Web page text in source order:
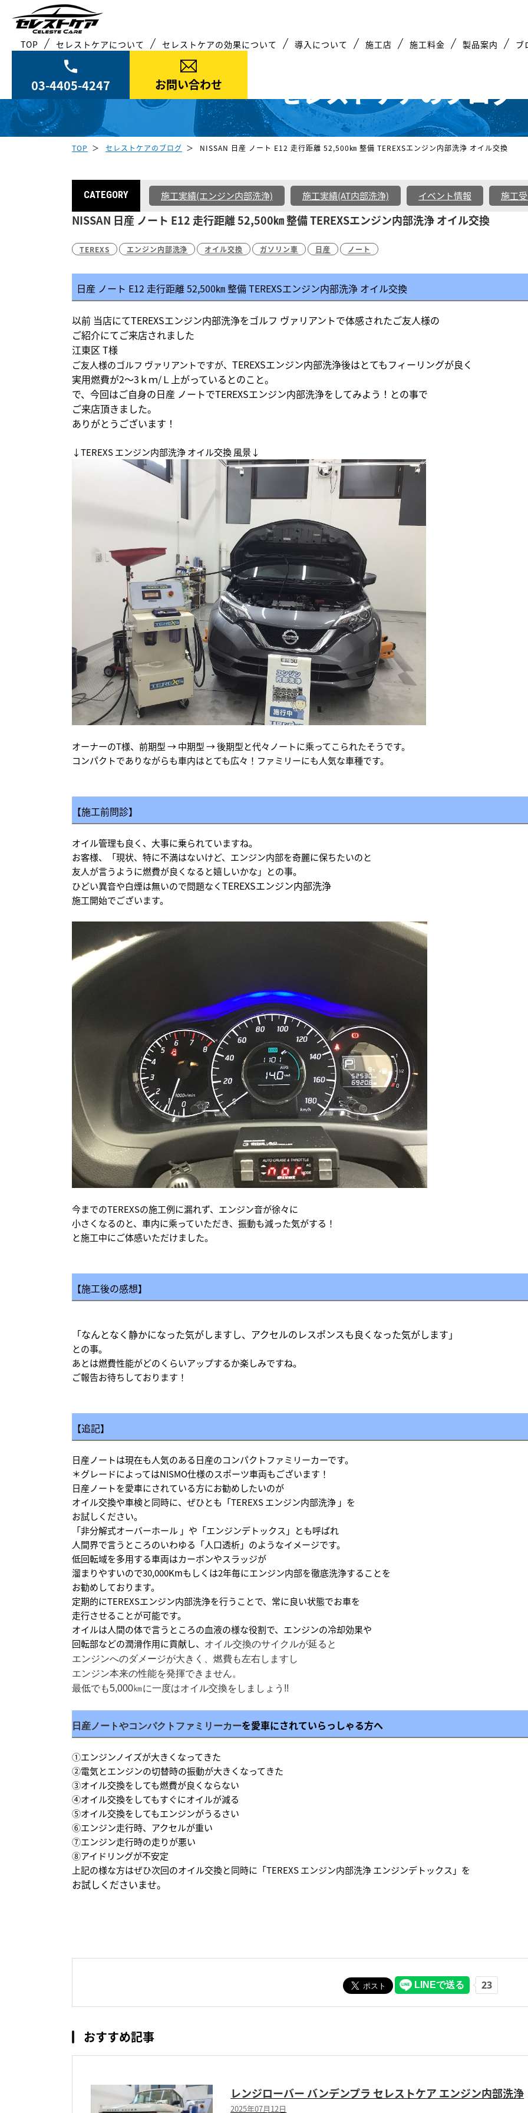
TOP セレストケアについて セレストケアの効果について 導入について 施工店 施工料金 製品案内 ブ
03-4405-4247 お問い合わせ セレストケアのブログ
TOP セレストケアのブログ NISSAN 日産 ノート E12 走行距離 52,500㎞ 整備 TEREXSエンジン内部洗浄 オイル交換
CATEGORY 施工実績(エンジン内部洗浄) 施工実績(AT内部洗浄) イベント情報 施工
NISSAN 日産 ノート E12 走行距離 52,500㎞ 整備 TEREXSエンジン内部洗浄 オイル交換
TEREXS エンジン内部洗浄 オイル交換 ガソリン車 日産 ノート
日産 ノート E12 走行距離 52,500㎞ 整備 TEREXSエンジン内部洗浄 オイル交換
以前 当店にてTEREXSエンジン内部洗浄をゴルフ ヴァリアントで体感されたご友人様の
ご紹介にてご来店されました
江東区 T様
ご友人様のゴルフ ヴァリアントですが、 TEREXSエンジン内部洗浄後はとてもフィーリングが良く
実用燃費が2～3ｋｍ/Ｌ上がっているとのこと。
で、今回はご自身の日産 ノートでTEREXSエンジン内部洗浄をしてみよう！との事で
ご来店頂きました。
ありがとうございます！
↓TEREXS エンジン内部洗浄 オイル交換 風景↓
オーナーのT様、前期型 → 中期型 → 後期型と代々ノートに乘ってこられたそうです。
コンパクトでありながらも車内はとても広々！ファミリーにも人気な車種です。
【施工前問診】
オイル管理も良く、大事に乗られていますね。
お客様、「現状、特に不満はないけど、エンジン内部を奇麗に保ちたいのと
友人が言うように燃費が良くなると嬉しいかな」との事。
ひどい異音や白煙は無いので問題なくTEREXSエンジン内部洗浄
施工開始でございます。
今までのTEREXSの施工例に漏れず、エンジン音が徐々に
小さくなるのと、車内に乘っていただき、振動も減った気がする！
と施工中にご体感いただけました。
【施工後の感想】
「なんとなく静かになった気がしますし、 アクセルのレスポンスも良くなった気がします」
との事。
あとは燃費性能がどのくらいアップするか楽しみですね。
ご報告お待ちしております！
【追記】
日産ノートは現在も人気のある日産のコンパクトファミリーカーです。
＊グレードによってはNISMO仕様のスポーツ車両もございます！
日産ノートを愛車にされている方にお勧めしたいのが
オイル交換や車検と同時に、ぜひとも「TEREXS エンジン内部洗浄 」を
お試しください。
「非分解式オーバーホール 」や「エンジンデトックス」とも呼ばれ
人間界で言うところのいわゆる「人口透析」のようなイメージです。
低回転域を多用する車両はカーボンやスラッジが
溜まりやすいので30,000Kmもしくは2年毎にエンジン内部を徹底洗浄することを
お勧めしております。
定期的にTEREXSエンジン内部洗浄を行うことで、常に良い状態でお車を
走行させることが可能です。
オイルは人間の体で言うところの血液の様な役割で、エンジンの冷却効果や
回転部などの潤滑作用に貢献し、
オイル交換のサイクルが延る と
エンジンへのダメージが大きく、 燃費も左右しますし
エンジン本来の性能を発揮できません。
最低でも5,000㎞に一度はオイル交換をしましょう!!
日産ノートやコンパクトファミリーカーを愛車にされていらっしゃる方へ
①エンジンノイズが大きくなってきた
②電気とエンジンの切替時の振動が大きくなってきた
③オイル交換をしても燃費が良くならない
④オイル交換をしてもすぐにオイルが減る
⑤オイル交換をしてもエンジンがうるさい
⑥エンジン走行時、アクセルが重い
⑦エンジン走行時の走りが悪い
⑧アイドリングが不安定
上記の様な方はぜひ次回のオイル交換と同時に「TEREXS エンジン内部洗浄 エンジンデトックス」を
お試しくださいませ。
おすすめ記事
レンジローバー バンデンプラ セレストケア エンジン内部洗浄
2025年07月12日